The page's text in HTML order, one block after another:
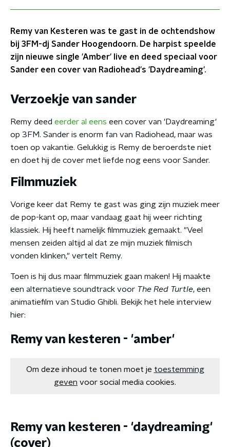
Remy van Kesteren was te gast in de ochtendshow
bij 3FM-dj Sander Hoogendoorn. De harpist speelde
zijn nieuwe single 'Amber' live en deed speciaal voor
Sander een cover van Radiohead's 'Daydreaming'.
Verzoekje van sander
Remy deed eerder al eens een cover van 'Daydreaming'
op 3FM. Sander is enorm fan van Radiohead, maar was
toen op vakantie. Gelukkig is Remy de beroerdste niet
en doet hij de cover met liefde nog eens voor Sander.
Filmmuziek
Vorige keer dat Remy te gast was ging zijn muziek meer
de pop-kant op, maar vandaag gaat hij weer richting
klassiek. Hij heeft namelijk filmmuziek gemaakt. "Veel
mensen zeiden altijd al dat ze mijn muziek filmisch
vonden klinken," vertelt Remy.
Toen is hij dus maar filmmuziek gaan maken! Hij maakte
een alternatieve soundtrack voor The Red Turtle, een
animatiefilm van Studio Ghibli. Bekijk het hele interview
hier:
Remy van kesteren - 'amber'
Om deze inhoud te tonen moet je toestemming
geven voor social media cookies.
Remy van kesteren - 'daydreaming'
(cover)